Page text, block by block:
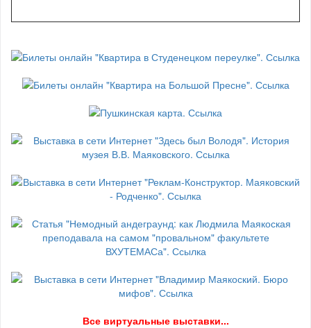
Все виртуальные выставки...